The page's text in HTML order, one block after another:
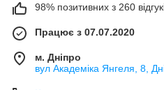
98% позитивних з 260
Працює з 07.07.2020
м. Дніпро
вул Академіка Янгеля, 8,